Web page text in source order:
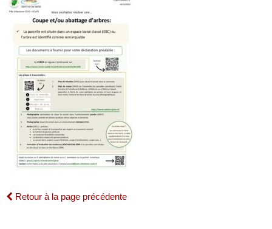
Retour à la page précédente